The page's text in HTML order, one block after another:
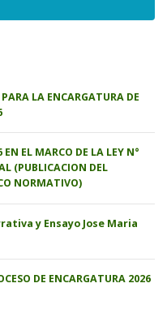
LA ENCARGATURA DE
EL MARCO DE LA LEY N°
(PUBLICACION DEL
NORMATIVO)
y Ensayo Jose Maria
DE ENCARGATURA 2026